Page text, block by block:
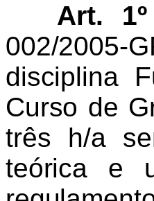
Art. 1º
002/
disciplina
Curso de
três h/a
teórica e